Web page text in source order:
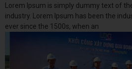
Lorem Ipsum is simply dummy text of
industry. Lorem Ipsum has been the
ever since the 1500s, when an